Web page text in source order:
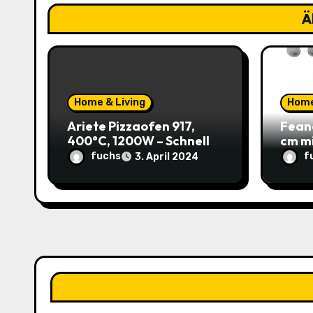
i
g
n
Home & Living
Ariete Pizzaofen 917,
400°C, 1200W – Schnell
und einfach zu Hause
genießen! (Prime)
fuchs 3. April 2024
cm